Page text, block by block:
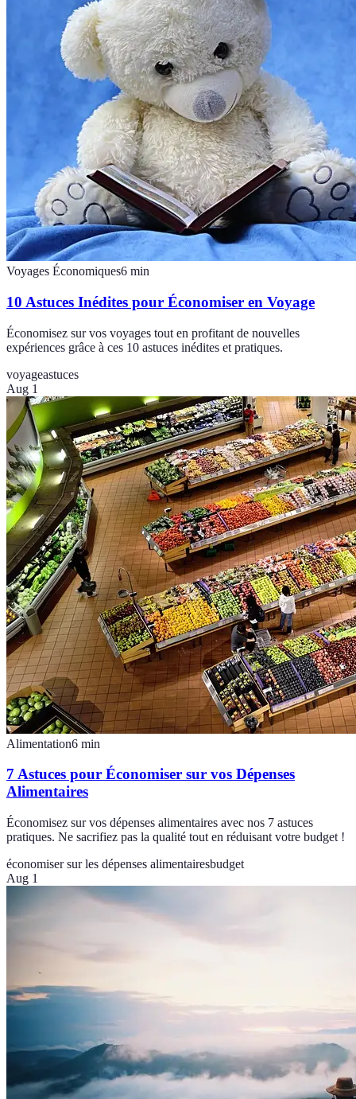
Voyages Économiques6 min
10 Astuces Inédites pour Économiser en Voyage
Économisez sur vos voyages tout en profitant de nouvelles
expériences grâce à ces 10 astuces inédites et pratiques.
voyageastuces
Aug 1
Alimentation6 min
7 Astuces pour Économiser sur vos Dépenses
Alimentaires
Économisez sur vos dépenses alimentaires avec nos 7 astuces
pratiques. Ne sacrifiez pas la qualité tout en réduisant votre budget !
économiser sur les dépenses alimentairesbudget
Aug 1